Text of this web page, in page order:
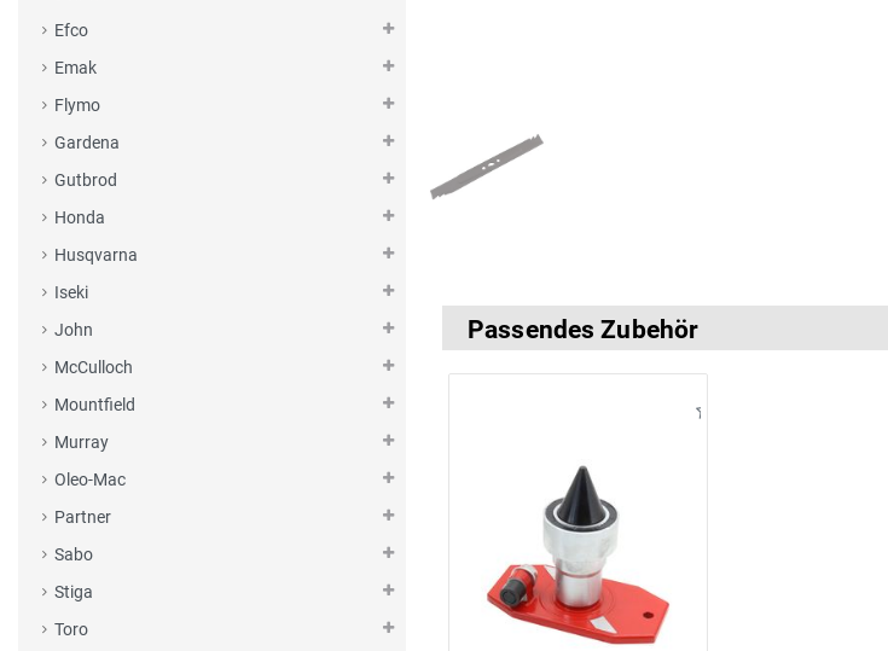
Efco
Emak
Flymo
Gardena
Gutbrod
Honda
Husqvarna
Iseki
John
McCulloch
Mountfield
Murray
Oleo-Mac
Partner
Sabo
Stiga
Toro
Passendes Zubehör